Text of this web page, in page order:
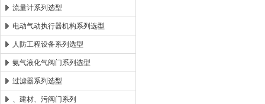
流量计系列选型
电动气动执行器机构系列选型
人防工程设备系列选型
氨气液化气阀门系列选型
过滤器系列选型
、建材、污阀门系列